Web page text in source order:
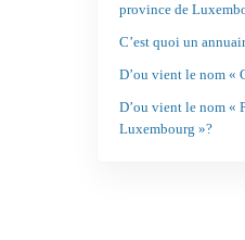
province de
C’est quoi un
D’ou vient le nom «
D’ou vient le nom «
Luxembourg »?